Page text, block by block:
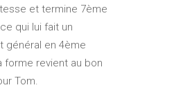
et termine 7ème
qui lui fait un
général en 4ème
forme revient au bon
Tom.